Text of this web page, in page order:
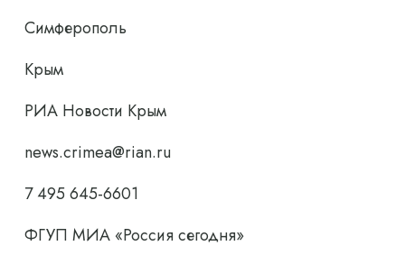
Симферополь
Крым
РИА Новости Крым
news.crimea@rian.ru
7 495 645-6601
ФГУП МИА «Россия сегодня»